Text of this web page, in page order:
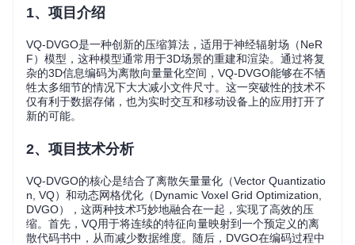
1、项目介绍
VQ-DVGO是一种创新的压缩算法，适用于神经辐射场（NeR
F）模型，这种模型通常用于3D场景的重建和渲染。通过将复
杂的3D信息编码为离散向量量化空间，VQ-DVGO能够在不牺
牲太多细节的情况下大大减小文件尺寸。这一突破性的技术不
仅有利于数据存储，也为实时交互和移动设备上的应用打开了
新的可能。
2、项目技术分析
VQ-DVGO的核心是结合了离散矢量量化（Vector Quantizatio
n, VQ）和动态网格优化（Dynamic Voxel Grid Optimization,
DVGO），这两种技术巧妙地融合在一起，实现了高效的压
缩。首先，VQ用于将连续的特征向量映射到一个预定义的离
散代码书中，从而减少数据维度。随后，DVGO在编码过程中